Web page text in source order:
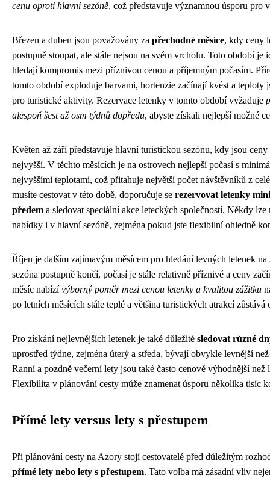
cenu oproti hlavní sezóně, což představuje významnou úsporu pro
Březen a duben jsou považovány za přechodné měsíce, kdy ceny
postupně stoupat, ale stále nejsou na svém vrcholu. Toto období je
hledají kompromis mezi příznivou cenou a příjemným počasím.
tomto období exploduje barvami, hortenzie začínají kvést a teploty
pro turistické aktivity. Rezervace letenky v tomto období vyžaduje
alespoň šest až osm týdnů dopředu, abyste získali nejlepší možné
Květen až září představuje hlavní turistickou sezónu, kdy jsou
nejvyšší. V těchto měsících je na ostrovech nejlepší počasí s
nejvyššími teplotami, což přitahuje největší počet návštěvníků z
musíte cestovat v této době, doporučuje se rezervovat letenky
předem a sledovat speciální akce leteckých společností. Někdy lze
nabídky i v hlavní sezóně, zejména pokud jste flexibilní ohledně
Říjen je dalším zajímavým měsícem pro hledání levných letenek
sezóna postupně končí, počasí je stále relativně příznivé a ceny
měsíc nabízívýborný poměr mezi cenou letenky a kvalitou zážitku
po letních měsících stále teplé a většina turistických atrakcí zůstává
Pro získání nejlevnějších letenek je také důležité sledovat různé
uprostřed týdne, zejména úterý a středa, bývají obvykle levnější
Ranní a pozdně večerní lety jsou také často cenově výhodnější než
Flexibilita v plánování cesty může znamenat úsporu několika tisíc
Přímé lety versus lety s přestupem
Při plánování cesty na Azory stojí cestovatelé před důležitým
přímé lety nebo lety s přestupem. Tato volba má zásadní vliv